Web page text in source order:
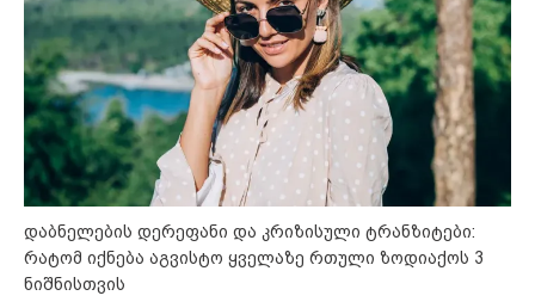
დაბნელების დერეფანი და კრიზისული ტრანზიტები:
რატომ იქნება აგვისტო ყველაზე რთული ზოდიაქოს 3
ნიშნისთვის